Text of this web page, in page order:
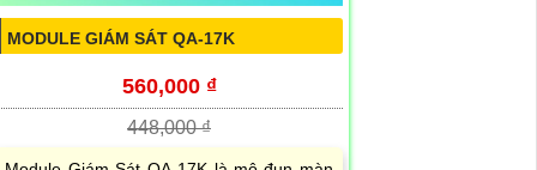
MODULE GIÁM SÁT QA-17K
560,000 ₫
448,000 ₫